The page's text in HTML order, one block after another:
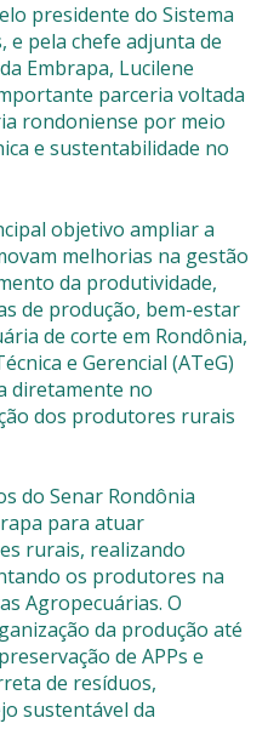
presidente do Sistema
e pela chefe adjunta de
Embrapa, Lucilene
parceria voltada
rondoniense por meio
e sustentabilidade no
objetivo ampliar a
melhorias na gestão
da produtividade,
de produção, bem-estar
de corte em Rondônia,
e Gerencial (ATeG)
diretamente no
dos produtores rurais
do Senar Rondônia
para atuar
rurais, realizando
os produtores na
Agropecuárias. O
da produção até
de APPs e
de resíduos,
sustentável da